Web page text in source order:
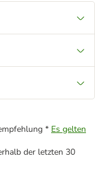
* Es gelten
der letzten 30